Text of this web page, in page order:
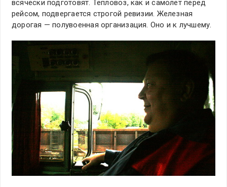
всячески подготовят. Тепловоз, как и самолет перед
рейсом, подвергается строгой ревизии. Железная
дорогая — полувоенная организация. Оно и к лучшему.